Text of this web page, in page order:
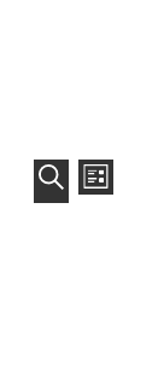
de
de
LISTA